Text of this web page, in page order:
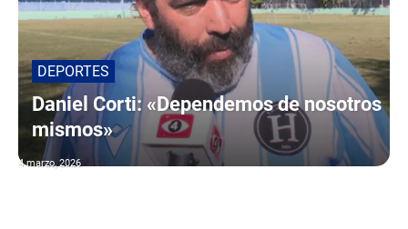
DEPORTES
Daniel Corti: «Dependemos de nosotros
mismos»
4 marzo, 2026